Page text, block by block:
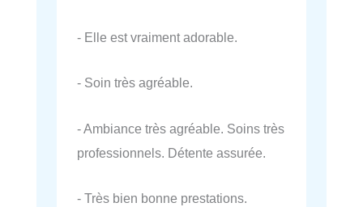
- Elle est vraiment adorable.
- Soin très agréable.
- Ambiance très agréable. Soins très
professionnels. Détente assurée.
- Très bien bonne prestations.